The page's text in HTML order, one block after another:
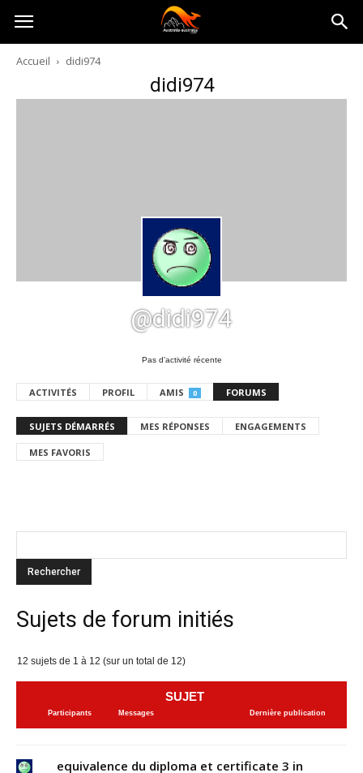
Australia-
australie.com
Accueil didi974
didi974
@didi974
Pas d’activité récente
ACTIVITÉS PROFIL AMIS 0 FORUMS
SUJETS DÉMARRÉS MES RÉPONSES ENGAGEMENTS
MES FAVORIS
Sujets de forum initiés
12 sujets de 1 à 12 (sur un total de 12)
SUJET
Participants Messages Dernière publication
equivalence du diploma et certificate 3 in